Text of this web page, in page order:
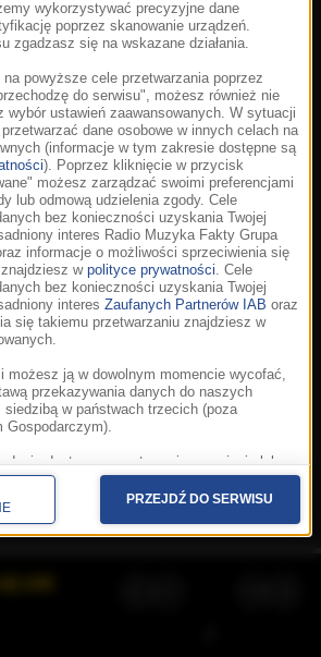
z portalu oznacza akceptację
.Aplikacje.© 2026 Radio Muzyka
Fakty Grupa RMF sp. z o.o. sp. k.
wykorzystywać precyzyjne dane
poprzez skanowanie urządzeń.
zgadzasz się na wskazane działania.
powyższe cele przetwarzania poprzez
do serwisu", możesz również nie
wybór ustawień zaawansowanych. W sytuacji
dane osobowe w innych celach na
(informacje w tym zakresie dostępne są
). Poprzez kliknięcie w przycisk
możesz zarządzać swoimi preferencjami
lub odmową udzielenia zgody. Cele
bez konieczności uzyskania Twojej
interes Radio Muzyka Fakty Grupa
informacje o możliwości sprzeciwienia się
w polityce prywatności. Cele
bez konieczności uzyskania Twojej
interes Zaufanych Partnerów IAB oraz
się takiemu przetwarzaniu znajdziesz w
możesz ją w dowolnym momencie wycofać,
przekazywania danych do naszych
siedzibą w państwach trzecich (poza
Gospodarczym).
dostępu, sprostowania, usunięcia lub
danych, a także złożenia skargi do
Danych Osobowych. W polityce prywatności
wykonać swoje prawa. Szczegółowe
Twoich danych znajdują się w
PRZEJDŹ DO SERWISU